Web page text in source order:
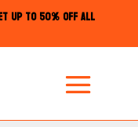
UP TO 50% OFF ALL